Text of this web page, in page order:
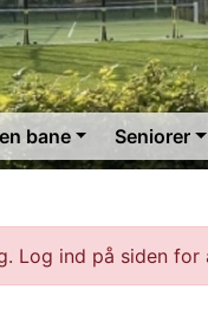
bane Seniorer
Log ind på siden for